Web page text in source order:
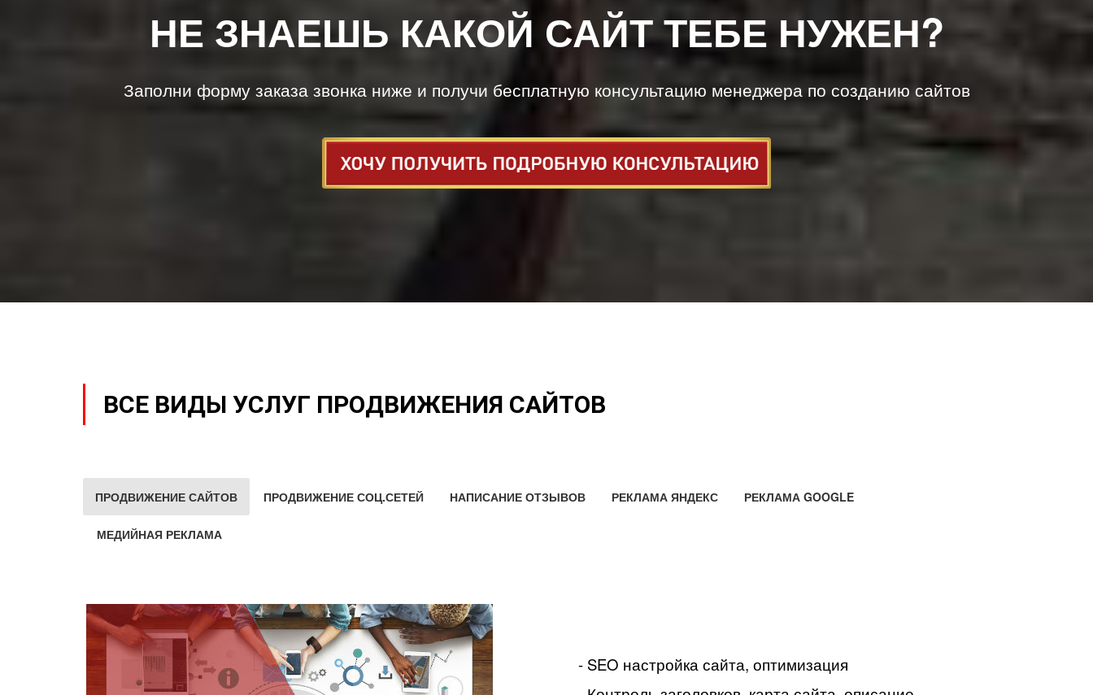
НЕ ЗНАЕШЬ КАКОЙ САЙТ ТЕБЕ НУЖЕН?
Заполни форму заказа звонка ниже и получи бесплатную консультацию менеджера по созданию сайтов
ВСЕ ВИДЫ УСЛУГ ПРОДВИЖЕНИЯ САЙТОВ
ПРОДВИЖЕНИЕ САЙТОВ ПРОДВИЖЕНИЕ СОЦ.СЕТЕЙ НАПИСАНИЕ ОТЗЫВОВ РЕКЛАМА ЯНДЕКС РЕКЛАМА GOOGLE
МЕДИЙНАЯ РЕКЛАМА
- SEO настройка сайта, оптимизация